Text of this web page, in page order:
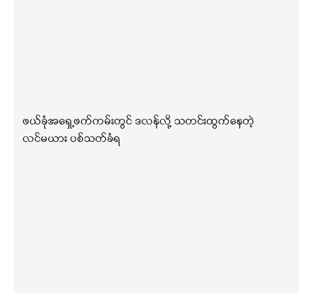
ဖယ်ခုံအရှေ့ဖက်ကမ်းတွင် ဒလန်လို့ သတင်းထွက်နေတဲ့
လင်မယား ပစ်သတ်ခံရ